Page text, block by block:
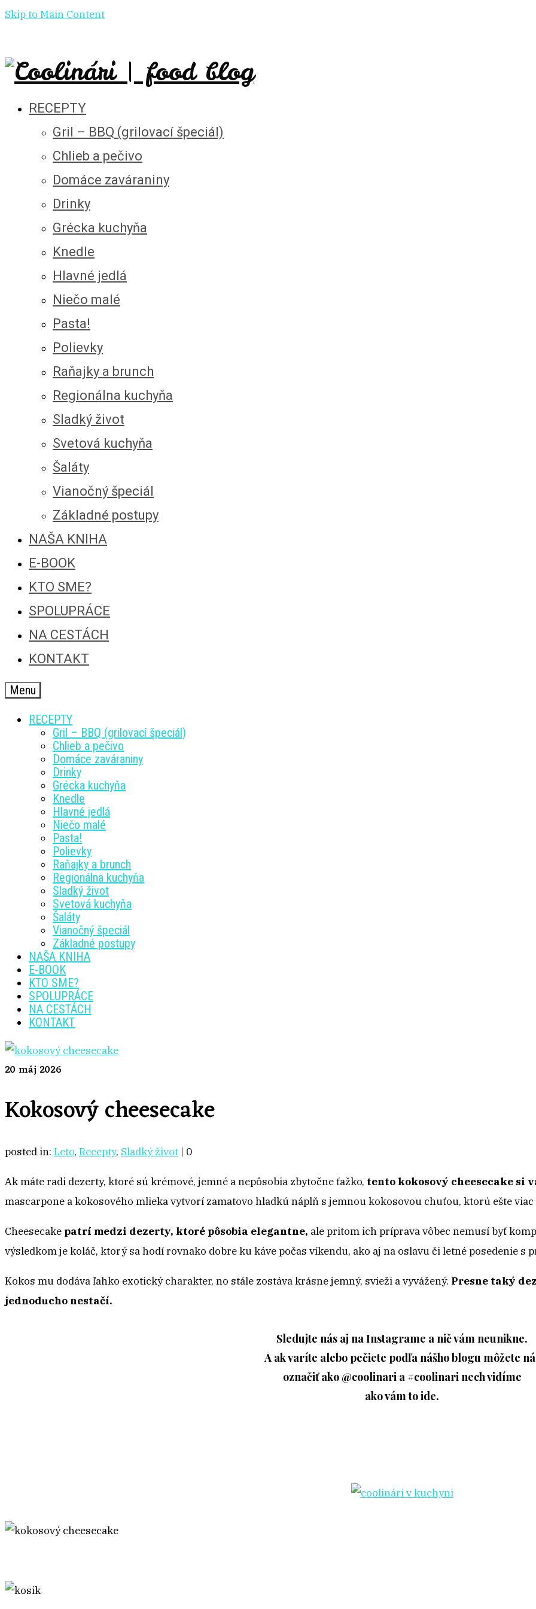
Skip to Main Content
RECEPTY
Gril – BBQ (grilovací špeciál)
Chlieb a pečivo
Domáce zaváraniny
Drinky
Grécka kuchyňa
Knedle
Hlavné jedlá
Niečo malé
Pasta!
Polievky
Raňajky a brunch
Regionálna kuchyňa
Sladký život
Svetová kuchyňa
Šaláty
Vianočný špeciál
Základné postupy
NAŠA KNIHA
E-BOOK
KTO SME?
SPOLUPRÁCE
NA CESTÁCH
KONTAKT
Menu
RECEPTY
Gril – BBQ (grilovací špeciál)
Chlieb a pečivo
Domáce zaváraniny
Drinky
Grécka kuchyňa
Knedle
Hlavné jedlá
Niečo malé
Pasta!
Polievky
Raňajky a brunch
Regionálna kuchyňa
Sladký život
Svetová kuchyňa
Šaláty
Vianočný špeciál
Základné postupy
NAŠA KNIHA
E-BOOK
KTO SME?
SPOLUPRÁCE
NA CESTÁCH
KONTAKT
20 máj 2026
Kokosový cheesecake
posted in: Leto, Recepty, Sladký život | 0
Ak máte radi dezerty, ktoré sú krémové, jemné a nepôsobia zbytočne ťažko, tento kokosový cheesecake si
mascarpone a kokosového mlieka vytvorí zamatovo hladkú náplň s jemnou kokosovou chuťou, ktorú ešte
Cheesecake patrí medzi dezerty, ktoré pôsobia elegantne, ale pritom ich príprava vôbec nemusí byť
výsledkom je koláč, ktorý sa hodí rovnako dobre ku káve počas víkendu, ako aj na oslavu či letné posedenie s
Kokos mu dodáva ľahko exotický charakter, no stále zostáva krásne jemný, svieži a vyvážený. Presne taký
jednoducho nestačí.
Sledujte nás aj na Instagrame a nič vám neunikne.
A ak varíte alebo pečiete podľa nášho blogu môžete
označiť ako @coolinari a #coolinari nech vidíme
ako vám to ide.